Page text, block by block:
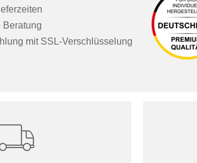
Beratung
mit SSL-Verschlüsselung